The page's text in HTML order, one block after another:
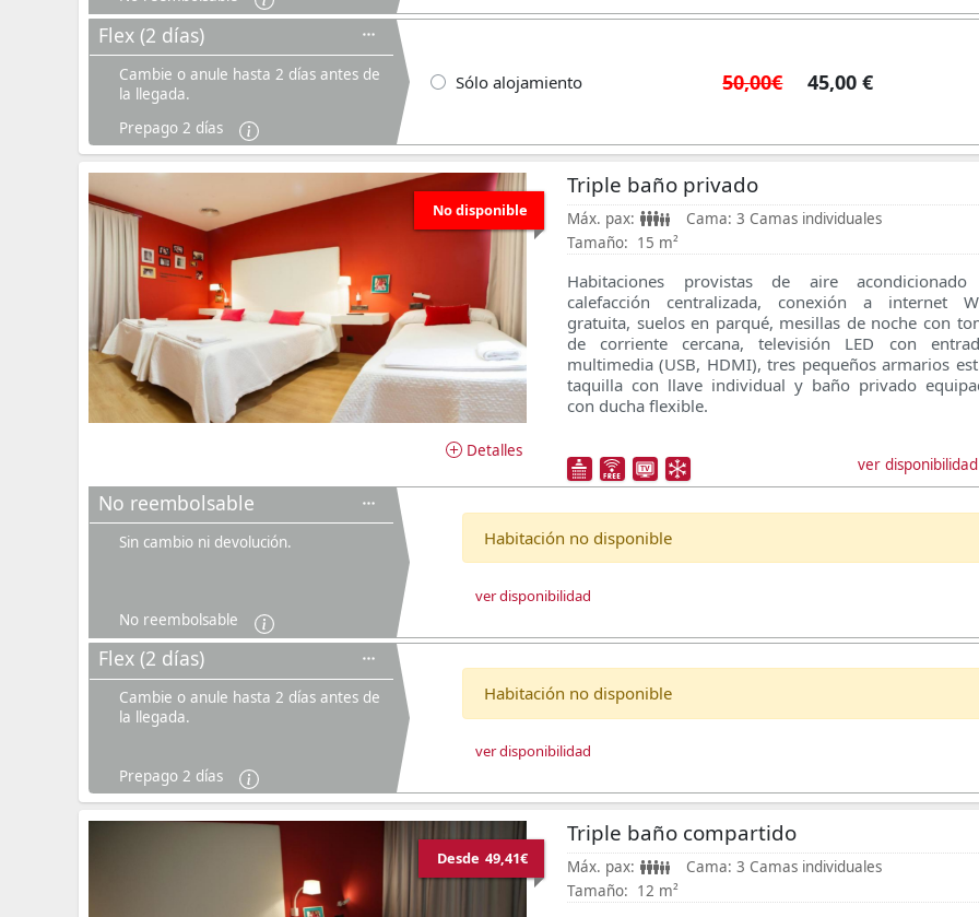
Flex (2 días)
Cambie o anule hasta 2 días antes de
la llegada.
Prepago 2 días
Sólo alojamiento 50,00€ 45,00 €
No disponible
Detalles
Triple baño privado
Máx. pax: Cama: 3 Camas individuales
Tamaño: 15 m²
Habitaciones provistas de aire
calefacción centralizada, conexión a internet
gratuita, suelos en parqué, mesillas de noche con
de corriente cercana, televisión LED con
multimedia (USB, HDMI), tres pequeños armarios
taquilla con llave individual y baño privado
con ducha flexible.
ver disponibilidad
No reembolsable
Sin cambio ni devolución.
No reembolsable
Habitación no disponible
ver disponibilidad
Flex (2 días)
Cambie o anule hasta 2 días antes de
la llegada.
Prepago 2 días
Habitación no disponible
ver disponibilidad
Desde 49,41€
Triple baño compartido
Máx. pax: Cama: 3 Camas individuales
Tamaño: 12 m²